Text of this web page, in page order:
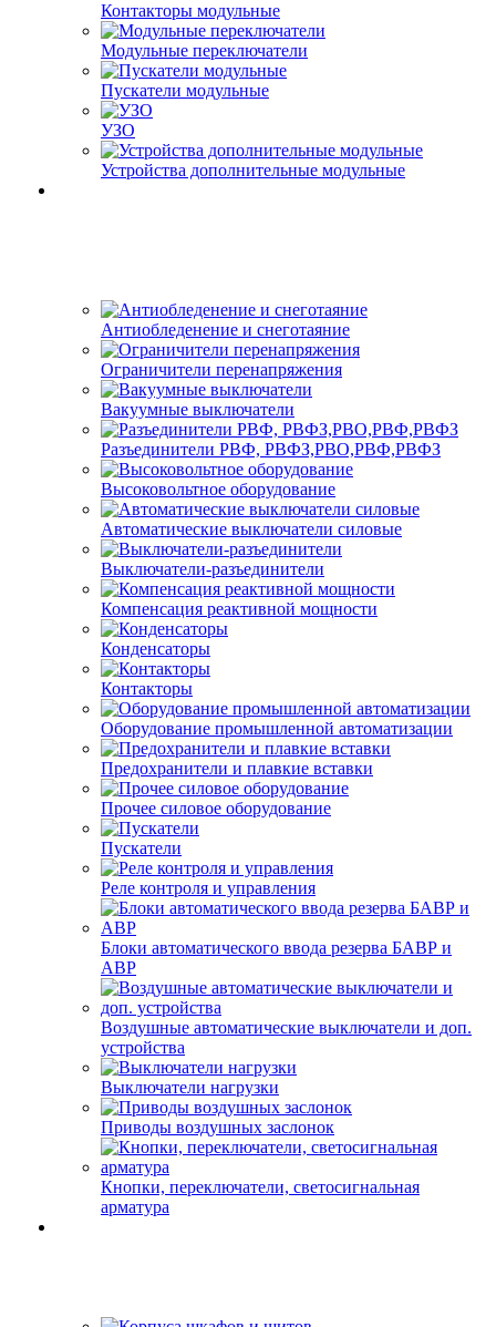
Контакторы модульные
Модульные переключатели
Пускатели модульные
УЗО
Устройства дополнительные модульные
Антиобледенение и снеготаяние
Ограничители перенапряжения
Вакуумные выключатели
Разъединители РВФ, РВФЗ,РВО,РВФ,РВФЗ
Высоковольтное оборудование
Автоматические выключатели cиловые
Выключатели-разъединители
Компенсация реактивной мощности
Конденсаторы
Контакторы
Оборудование промышленной автоматизации
Предохранители и плавкие вставки
Прочее силовое оборудование
Пускатели
Реле контроля и управления
Блоки автоматического ввода резерва БАВР и
АВР
Воздушные автоматические выключатели и доп.
устройства
Выключатели нагрузки
Приводы воздушных заслонок
Кнопки, переключатели, светосигнальная
арматура